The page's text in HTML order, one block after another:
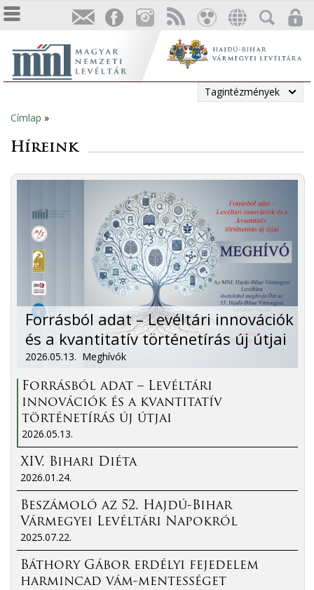
Tagintézmények
Jelenlegi
hely
Címlap »
Híreink
Forrásból adat – Levéltári innovációk
és a kvantitatív történetírás új útjai
2026.05.13. Meghívók
Forrásból adat – Levéltári
innovációk és a kvantitatív
történetírás új útjai
2026.05.13.
XIV. Bihari Diéta
2026.01.24.
Beszámoló az 52. Hajdú-Bihar
Vármegyei Levéltári Napokról
2025.07.22.
Báthory Gábor erdélyi fejedelem
harmincad vám-mentességet